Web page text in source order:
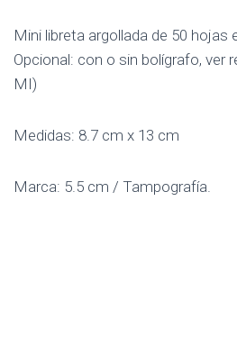
Mini libreta argollada de 50 hojas
Opcional: con o sin bolígrafo, ver
MI)
Medidas: 8.7 cm x 13 cm
Marca: 5.5 cm / Tampografía.